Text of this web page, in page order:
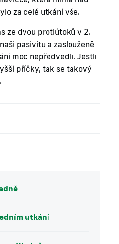
za celé utkání vše.
ze dvou protiútoků v 2.
pasivitu a zaslouženě
moc nepředvedli. Jestli
příčky, tak se takový
utkání